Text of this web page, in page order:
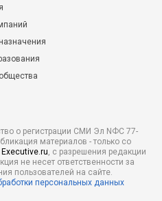
о регистрации СМИ Эл NФС 77-
материалов - только со
Executive.ru, с разрешения редакции
не несет ответственности за
пользователей на сайте.
персональных данных